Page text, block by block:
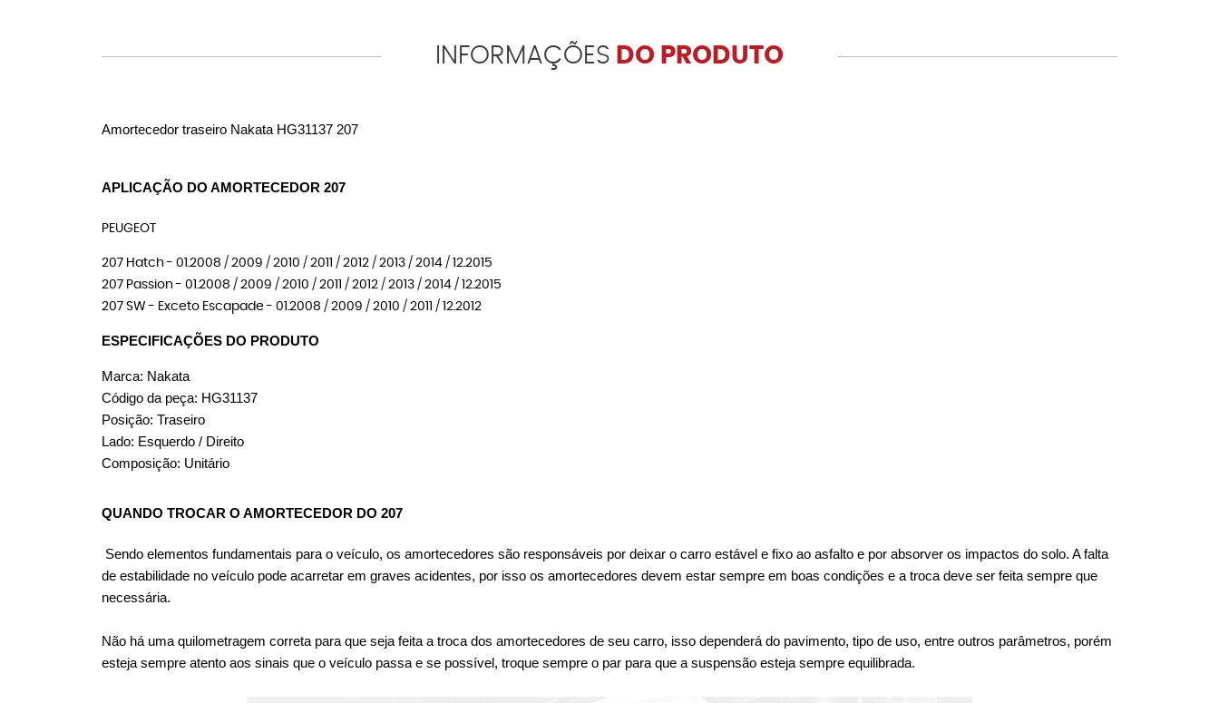
INFORMAÇÕES DO PRODUTO
Amortecedor traseiro Nakata HG31137 207
APLICAÇÃO DO AMORTECEDOR 207
PEUGEOT
207 Hatch - 01.2008 / 2009 / 2010 / 2011 / 2012 / 2013 / 2014 / 12.2015
207 Passion - 01.2008 / 2009 / 2010 / 2011 / 2012 / 2013 / 2014 / 12.2015
207 SW - Exceto Escapade - 01.2008 / 2009 / 2010 / 2011 / 12.2012
ESPECIFICAÇÕES DO PRODUTO
Marca: Nakata
Código da peça: HG31137
Posição: Traseiro
Lado: Esquerdo / Direito
Composição: Unitário
QUANDO TROCAR O AMORTECEDOR DO 207
Sendo elementos fundamentais para o veículo, os amortecedores são responsáveis por deixar o carro estável e fixo ao asfalto e por absorver os impactos do solo. A falta
de estabilidade no veículo pode acarretar em graves acidentes, por isso os amortecedores devem estar sempre em boas condições e a troca deve ser feita sempre que
necessária.
Não há uma quilometragem correta para que seja feita a troca dos amortecedores de seu carro, isso dependerá do pavimento, tipo de uso, entre outros parâmetros, porém
esteja sempre atento aos sinais que o veículo passa e se possível, troque sempre o par para que a suspensão esteja sempre equilibrada.